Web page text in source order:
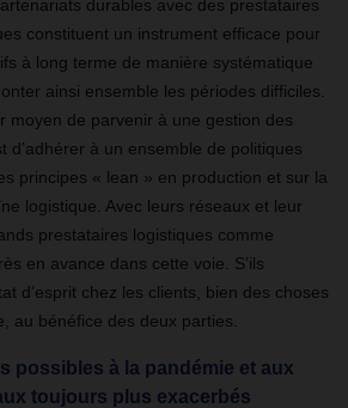
durables avec des prestataires
constituent un instrument efficace pour
à long terme de manière systématique
ainsi ensemble les périodes difficiles.
moyen de parvenir à une gestion des
d’adhérer à un ensemble de politiques
principes « lean » en production et sur la
logistique. Avec leurs réseaux et leur
prestataires logistiques comme
en avance dans cette voie. S'ils
d’esprit chez les clients, bien des choses
au bénéfice des deux parties.
possibles à la pandémie et aux
toujours plus exacerbés